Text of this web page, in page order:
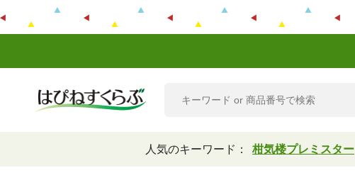
人気のキーワード： 柑気楼プレミスター